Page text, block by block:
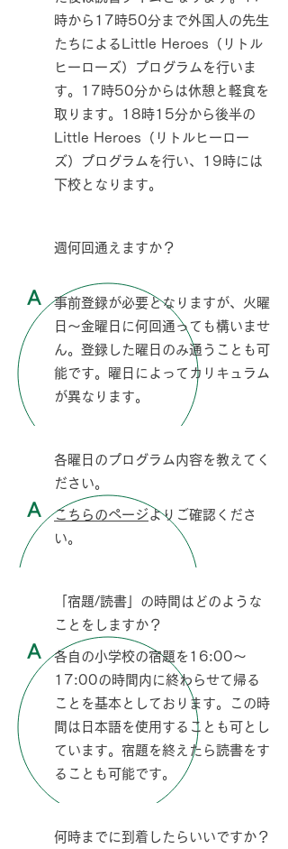
時から17時50分まで外国人の先生
たちによるLittle Heroes（リトル
ヒーローズ）プログラムを行いま
す。17時50分からは休憩と軽食を
取ります。18時15分から後半の
Little Heroes（リトルヒーロー
ズ）プログラムを行い、19時には
下校となります。
A
週何回通えますか？
事前登録が必要となりますが、火曜
日〜金曜日に何回通っても構いませ
ん。登録した曜日のみ通うことも可
能です。曜日によってカリキュラム
が異なります。
A
各曜日のプログラム内容を教えてく
ださい。
こちらのページ よりご確認くださ
い。
A
「宿題/読書」の時間はどのような
ことをしますか？
各自の小学校の宿題を16:00～
17:00の時間内に終わらせて帰る
ことを基本としております。この時
間は日本語を使用することも可とし
ています。宿題を終えたら読書をす
ることも可能です。
何時までに到着したらいいですか？